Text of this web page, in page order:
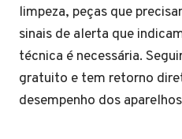
limpeza, peças que
sinais de alerta que
técnica é necessária.
gratuito e tem retorno
desempenho dos